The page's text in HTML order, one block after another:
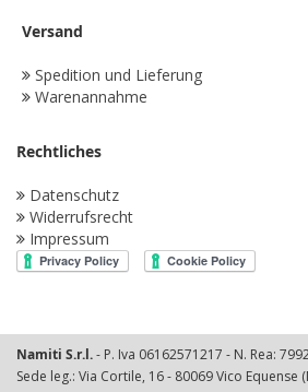
Versand
Spedition und Lieferung
Warenannahme
Rechtliches
Datenschutz
Widerrufsrecht
Impressum
Namiti S.r.l.- P. Iva 06162571217 - N. Rea:
Sede leg.: Via Cortile, 16 - 80069 Vico Equense